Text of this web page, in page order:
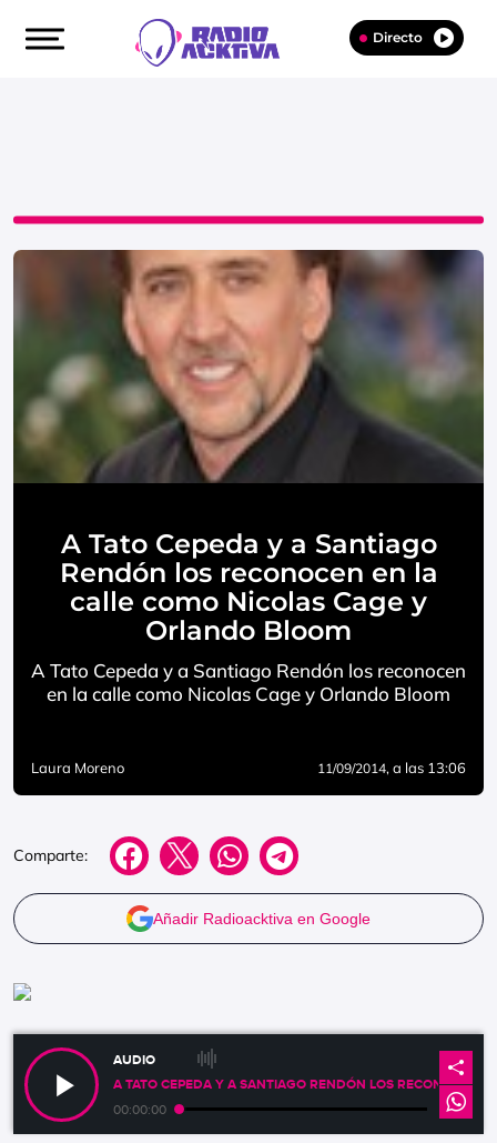
Directo
A Tato Cepeda y a Santiago
Rendón los reconocen en la
calle como Nicolas Cage y
Orlando Bloom
A Tato Cepeda y a Santiago Rendón los reconocen
en la calle como Nicolas Cage y Orlando Bloom
Laura Moreno 11/09/2014, a las 13:06
Comparte:
Añadir Radioacktiva en Google
AUDIO
A TATO CEPEDA Y A SANTIAGO RENDÓN LOS RECONOCEN
00:00:00